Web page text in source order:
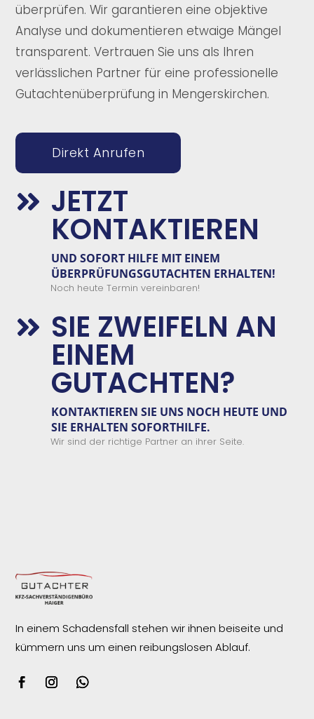
überprüfen. Wir garantieren eine objektive
Analyse und dokumentieren etwaige Mängel
transparent. Vertrauen Sie uns als Ihren
verlässlichen Partner für eine professionelle
Gutachtenüberprüfung in Mengerskirchen.
Direkt Anrufen
 JETZT
KONTAKTIEREN
UND SOFORT HILFE MIT EINEM
ÜBERPRÜFUNGSGUTACHTEN ERHALTEN!
Noch heute Termin vereinbaren!
 SIE ZWEIFELN AN
EINEM
GUTACHTEN?
KONTAKTIEREN SIE UNSNOCH HEUTE UND
SIE ERHALTEN SOFORTHILFE.
Wir sind der richtige Partner an ihrer Seite.
In einem Schadensfall stehen wir ihnen beiseite und
kümmern uns um einen reibungslosenAblauf.